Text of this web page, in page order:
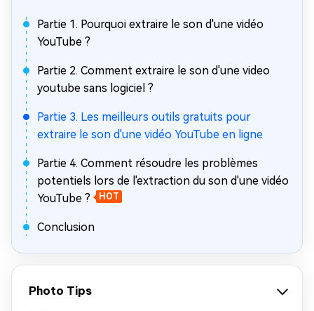
Partie 1. Pourquoi extraire le son d'une vidéo
YouTube ?
Partie 2. Comment extraire le son d'une video
youtube sans logiciel ?
Partie 3. Les meilleurs outils gratuits pour
extraire le son d'une vidéo YouTube en ligne
Partie 4. Comment résoudre les problèmes
potentiels lors de l'extraction du son d'une vidéo
YouTube ?
HOT
Conclusion
Photo Tips